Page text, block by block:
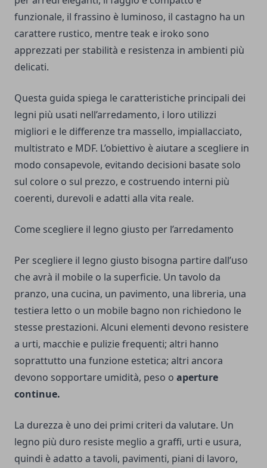
funzionale, il frassino è luminoso, il castagno ha un
carattere rustico, mentre teak e iroko sono
apprezzati per stabilità e resistenza in ambienti più
delicati.
Questa guida spiega le caratteristiche principali dei
legni più usati nell’arredamento, i loro utilizzi
migliori e le differenze tra massello, impiallacciato,
multistrato e MDF. L’obiettivo è aiutare a scegliere in
modo consapevole, evitando decisioni basate solo
sul colore o sul prezzo, e costruendo interni più
coerenti, durevoli e adatti alla vita reale.
Come scegliere il legno giusto per l’arredamento
Per scegliere il legno giusto bisogna partire dall’uso
che avrà il mobile o la superficie. Un tavolo da
pranzo, una cucina, un pavimento, una libreria, una
testiera letto o un mobile bagno non richiedono le
stesse prestazioni. Alcuni elementi devono resistere
a urti, macchie e pulizie frequenti; altri hanno
soprattutto una funzione estetica; altri ancora
devono sopportare umidità, peso o aperture
continue.
La durezza è uno dei primi criteri da valutare. Un
legno più duro resiste meglio a graffi, urti e usura,
quindi è adatto a tavoli, pavimenti, piani di lavoro,